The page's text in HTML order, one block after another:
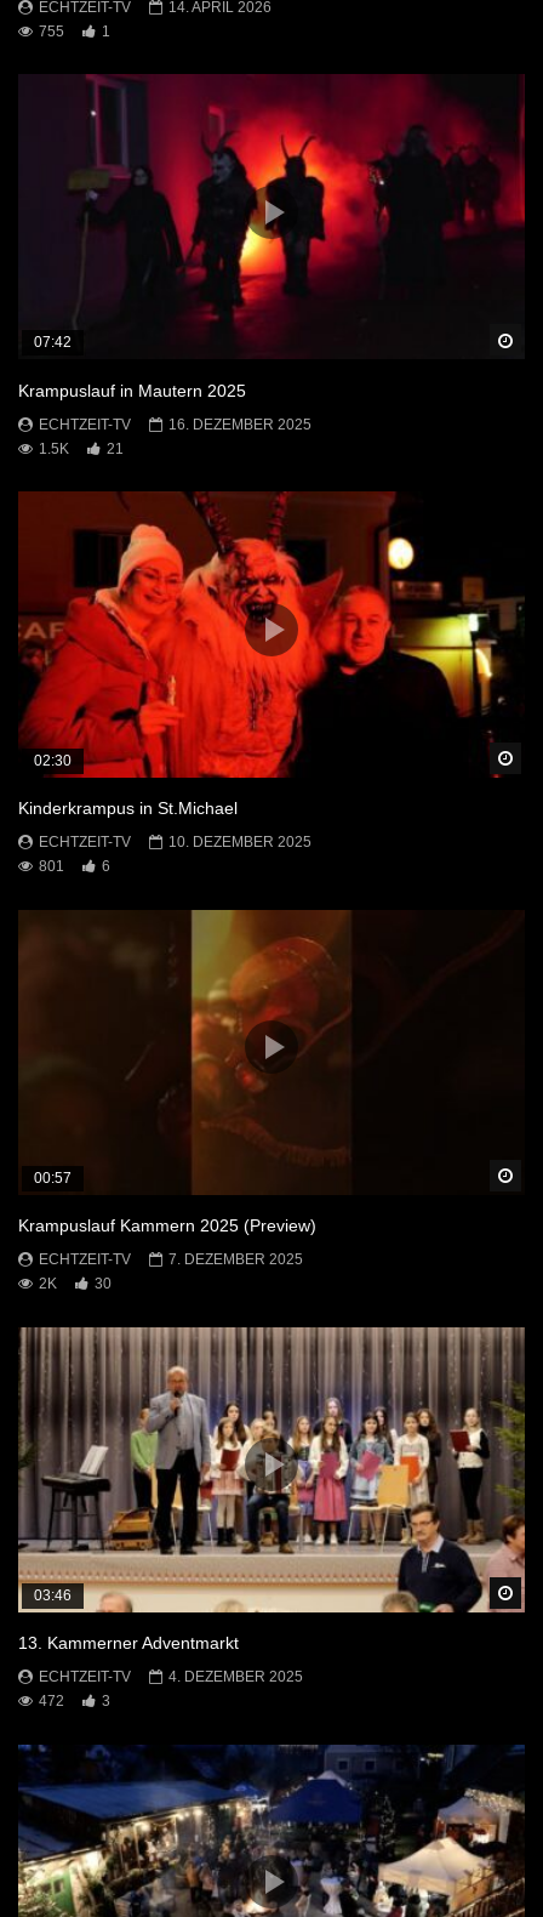
ECHTZEIT-TV
14. APRIL 2026
755
1
07:42
Krampuslauf in Mautern 2025
ECHTZEIT-TV
16. DEZEMBER 2025
1.5K
21
02:30
Kinderkrampus in St.Michael
ECHTZEIT-TV
10. DEZEMBER 2025
801
6
00:57
Krampuslauf Kammern 2025 (Preview)
ECHTZEIT-TV
7. DEZEMBER 2025
2K
30
03:46
13. Kammerner Adventmarkt
ECHTZEIT-TV
4. DEZEMBER 2025
472
3